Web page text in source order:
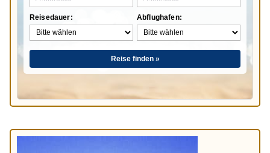
Reisedauer: Abflughafen:
Reise finden »